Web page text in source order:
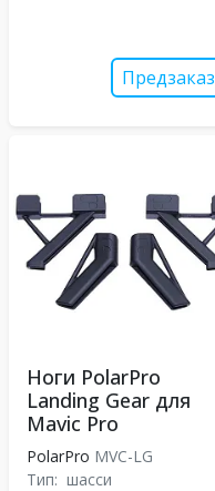
Предзаказ
Ноги PolarPro
Landing Gear для
Mavic Pro
PolarPro MVC-LG
Тип: шасси